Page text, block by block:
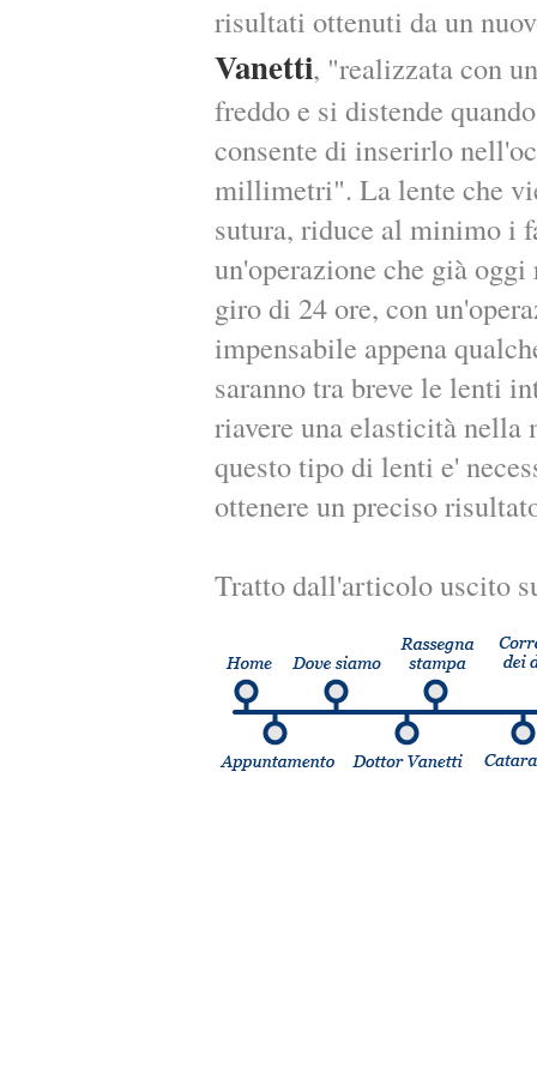
risultati ottenuti da un
Vanetti, "realizzata con
freddo e si distende
consente di inserirlo
millimetri". La lente che
sutura, riduce al minimo i
un'operazione che già
giro di 24 ore, con
impensabile appena
saranno tra breve le lenti
riavere una elasticità nella
questo tipo di lenti e'
ottenere un preciso
Tratto dall'articolo uscito